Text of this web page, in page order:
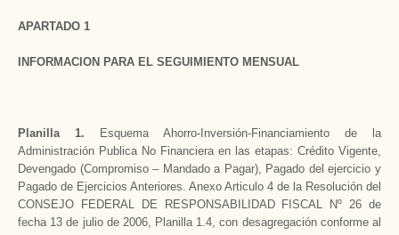
APARTADO 1
INFORMACION PARA EL SEGUIMIENTO MENSUAL
Planilla 1. Esquema Ahorro-Inversión-Financiamiento de la
Administración Publica No Financiera en las etapas: Crédito Vigente,
Devengado (Compromiso – Mandado a Pagar), Pagado del ejercicio y
Pagado de Ejercicios Anteriores. Anexo Articulo 4 de la Resolución del
CONSEJO FEDERAL DE RESPONSABILIDAD FISCAL Nº 26 de
fecha 13 de julio de 2006, Planilla 1.4, con desagregación conforme al